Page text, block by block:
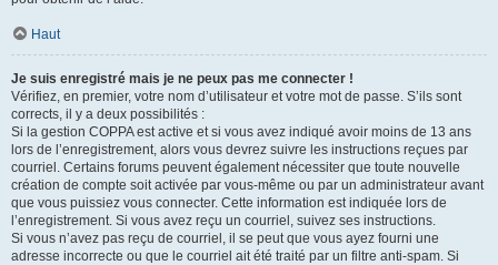
Haut
Je suis enregistré mais je ne peux pas me connecter !
Vérifiez, en premier, votre nom d’utilisateur et votre mot de passe. S’ils sont
corrects, il y a deux possibilités :
Si la gestion COPPA est active et si vous avez indiqué avoir moins de 13 ans
lors de l’enregistrement, alors vous devrez suivre les instructions reçues par
courriel. Certains forums peuvent également nécessiter que toute nouvelle
création de compte soit activée par vous-même ou par un administrateur avant
que vous puissiez vous connecter. Cette information est indiquée lors de
l’enregistrement. Si vous avez reçu un courriel, suivez ses instructions.
Si vous n’avez pas reçu de courriel, il se peut que vous ayez fourni une
adresse incorrecte ou que le courriel ait été traité par un filtre anti-spam. Si